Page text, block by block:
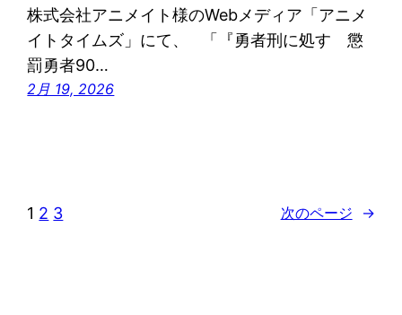
株式会社アニメイト様のWebメディア「アニメ
イトタイムズ」にて、 「『勇者刑に処す 懲
罰勇者90…
2月 19, 2026
1 2 3 次のページ →